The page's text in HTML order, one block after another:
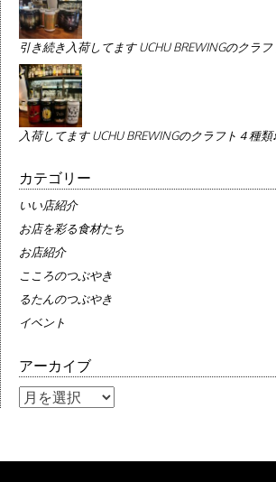
引き続き入荷してます UCHU BREWINGのクラフ
入荷してます UCHU BREWINGのクラフト４種類
カテゴリー
いい店紹介
お店を彩る食材たち
お店紹介
こころのつぶやき
るたんのつぶやき
イベント
アーカイブ
ア
イ